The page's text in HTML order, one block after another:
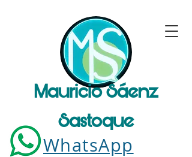
Mauricio Sáenz
Sastoque
WhatsApp